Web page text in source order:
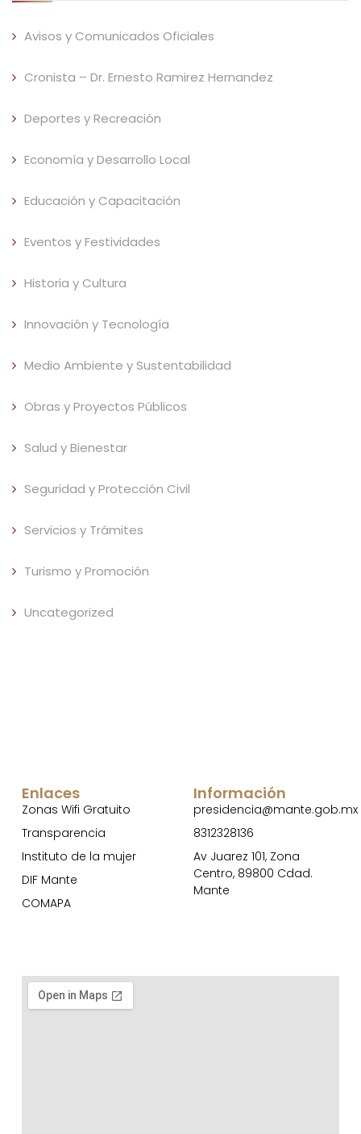
Avisos y Comunicados Oficiales
Cronista – Dr. Ernesto Ramirez Hernandez
Deportes y Recreación
Economía y Desarrollo Local
Educación y Capacitación
Eventos y Festividades
Historia y Cultura
Innovación y Tecnología
Medio Ambiente y Sustentabilidad
Obras y Proyectos Públicos
Salud y Bienestar
Seguridad y Protección Civil
Servicios y Trámites
Turismo y Promoción
Uncategorized
Enlaces
Zonas Wifi Gratuito
Transparencia
Instituto de la mujer
DIF Mante
COMAPA
Información
presidencia@mante.gob.mx
8312328136
Av Juarez 101, Zona
Centro, 89800 Cdad.
Mante